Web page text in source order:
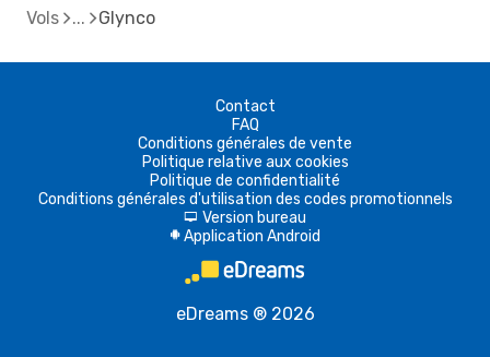
Vols Glynco
Contact
FAQ
Conditions générales de vente
Politique relative aux cookies
Politique de confidentialité
Conditions générales d'utilisation des codes promotionnels
d Version bureau
A Application Android
eDreams ® 2026